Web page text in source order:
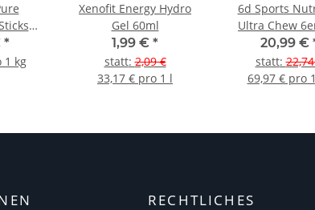
*
1 kg
Xenofit Energy Hydro
Gel 60ml
1,99 € *
statt:2,09 €
33,17 € pro 1 l
6d Sports
Ultra Chew
20,99 €
statt:
69,97 € pro
RECHTLICHES